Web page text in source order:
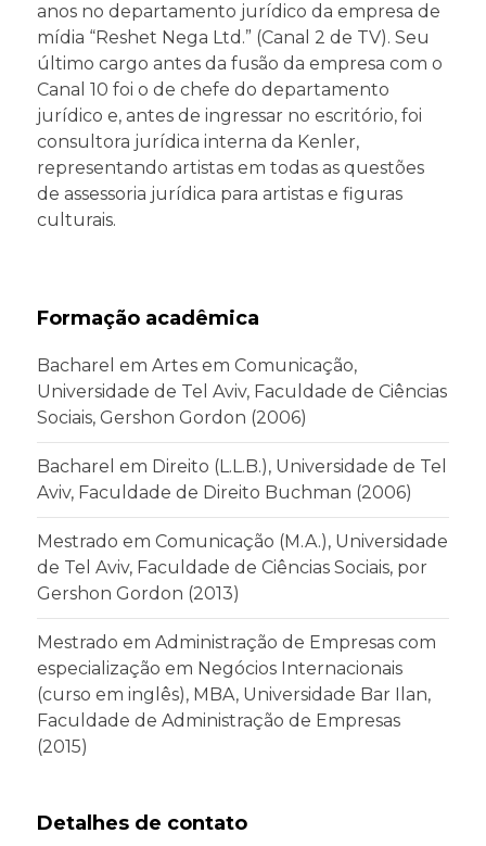
Detalhes de contato
anos no departamento jurídico da empresa de
mídia “Reshet Nega Ltd.” (Canal 2 de TV). Seu
último cargo antes da fusão da empresa com o
Canal 10 foi o de chefe do departamento
jurídico e, antes de ingressar no escritório, foi
consultora jurídica interna da Kenler,
representando artistas em todas as questões
de assessoria jurídica para artistas e figuras
culturais.
Formação acadêmica
Bacharel em Artes em Comunicação,
Universidade de Tel Aviv, Faculdade de Ciências
Sociais, Gershon Gordon (2006)
Bacharel em Direito (L.L.B.), Universidade de Tel
Aviv, Faculdade de Direito Buchman (2006)
Mestrado em Comunicação (M.A.), Universidade
de Tel Aviv, Faculdade de Ciências Sociais, por
Gershon Gordon (2013)
Mestrado em Administração de Empresas com
especialização em Negócios Internacionais
(curso em inglês), MBA, Universidade Bar Ilan,
Faculdade de Administração de Empresas
(2015)